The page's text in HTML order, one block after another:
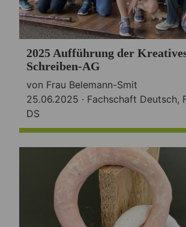
2025 Aufführung der
Schreiben-AG
von Frau Belemann-Smit
25.06.2025 · Fachschaft Deutsch,
DS